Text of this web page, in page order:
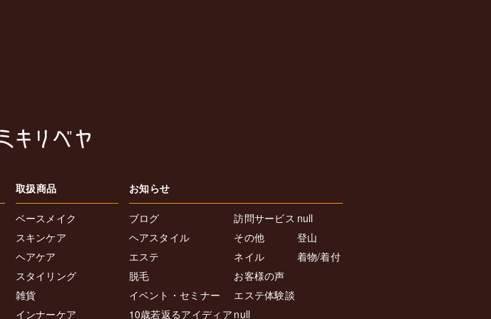
取扱商品
ベースメイク
スキンケア
ヘアケア
スタイリング
雑貨
インナーケア
お知らせ
ブログ
ヘアスタイル
エステ
脱毛
イベント・セミナー
10歳若返るアイディア
訪問サービス
その他
ネイル
お客様の声
エステ体験談
null
null
登山
着物/着付